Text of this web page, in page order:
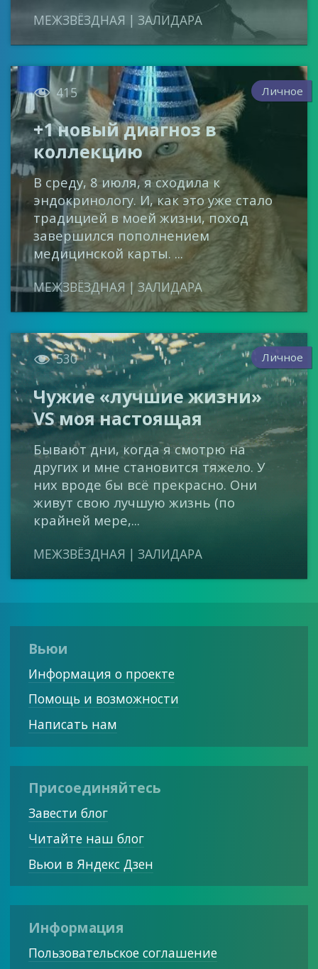
МЕЖЗВЁЗДНАЯ | ЗАЛИДАРА
 415 Личное
+1 новый диагноз в
коллекцию
В среду, 8 июля, я сходила к
эндокринологу. И, как это уже стало
традицией в моей жизни, поход
завершился пополнением
медицинской карты. ...
МЕЖЗВЁЗДНАЯ | ЗАЛИДАРА
 530 Личное
Чужие «лучшие жизни»
VS моя настоящая
Бывают дни, когда я смотрю на
других и мне становится тяжело. У
них вроде бы всё прекрасно. Они
живут свою лучшую жизнь (по
крайней мере,...
МЕЖЗВЁЗДНАЯ | ЗАЛИДАРА
Вьюи
Информация о проекте
Помощь и возможности
Написать нам
Присоединяйтесь
Завести блог
Читайте наш блог
Вьюи в Яндекс Дзен
Информация
Пользовательское соглашение